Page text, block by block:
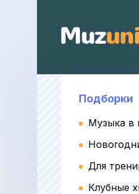
Подборки
Музыка в
Для
Клубные